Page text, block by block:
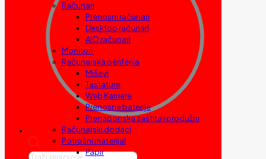
Products
Računari
Prenosni računari
Desktop računari
AIO računari
Monitori
Računarska periferija
Miševi
Tastature
Web Kamere
Prenosne baterije
Prenaponska zaštita i produžni
Računarski dodaci
Potrošni materijal
Papir